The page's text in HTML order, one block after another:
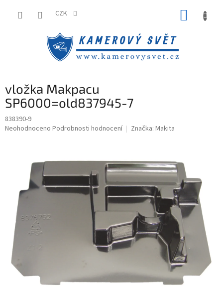
CZK
vložka Makpacu
SP6000=old837945-7
838390-9
Průměrné
hvězdiček.
Neohodnoceno Podrobnosti hodnocení Značka: Makita